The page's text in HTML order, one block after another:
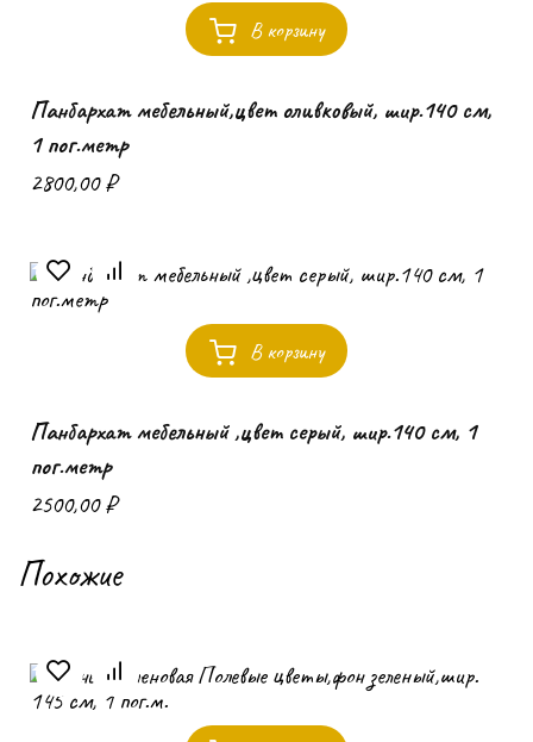
В корзину
Панбархат мебельный,цвет оливковый, шир.140 см,
1 пог.метр
2800,00₽
В корзину
Панбархат мебельный ,цвет серый, шир.140 см, 1
пог.метр
2500,00₽
Похожие